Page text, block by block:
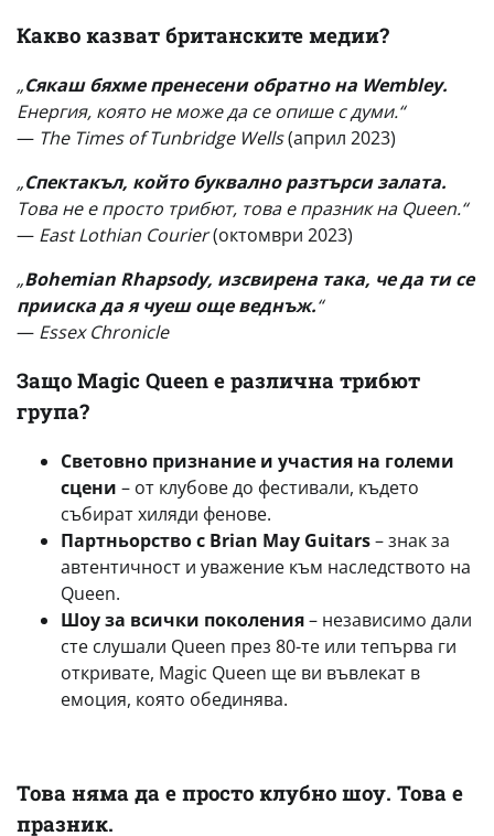
Какво казват британските медии?
„Сякаш бяхме пренесени обратно на Wembley.
Енергия, която не може да се опише с думи.“
— The Times of Tunbridge Wells(април 2023)
„Спектакъл, който буквално разтърси залата.
Това не е просто трибют, това е празник на Queen.“
— East Lothian Courier(октомври 2023)
„Bohemian Rhapsody, изсвирена така, че да ти се
прииска да я чуеш още веднъж.“
— Essex Chronicle
Защо Magic Queen е различна трибют
група?
Световно признание и участия на големи
сцени – от клубове до фестивали, където
събират хиляди фенове.
Партньорство с Brian May Guitars– знак за
автентичност и уважение към наследството на
Queen.
Шоу за всички поколения– независимо дали
сте слушали Queen през 80-те или тепърва ги
откривате, Magic Queen ще ви въвлекат в
емоция, която обединява.
Това няма да е просто клубно шоу. Това е
празник.